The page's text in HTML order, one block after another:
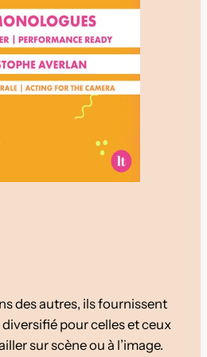
des autres, ils fournissent
pour celles et ceux
sur scène ou à l’image.